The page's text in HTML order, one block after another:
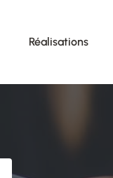
Réalisations